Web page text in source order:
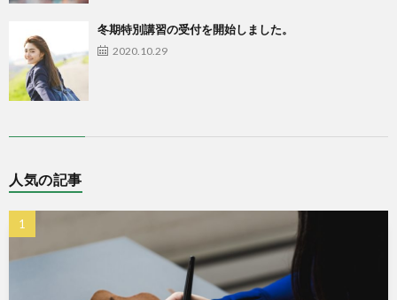
冬期特別講習の受付を開始しました。
2020.10.29
人気の記事